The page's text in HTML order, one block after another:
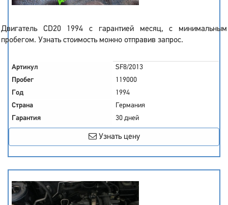
Двигатель CD20 1994 с гарантией месяц, с минимальным
пробегом. Узнать стоимость можно отправив запрос.
Артикул
SF8/2013
Пробег
119000
Год
1994
Страна
Германия
Гарантия
30 дней
Узнать цену